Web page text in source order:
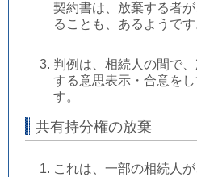
契約書は、放棄する者
ることも、あるようです
判例は、相続人の間で
する意思表示・合意を
す。
共有持分権の放棄
これは、一部の相続人